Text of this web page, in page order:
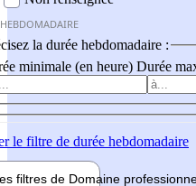
la durée hebdomadaire :
minimale (en heure) Durée
le filtre de durée hebdomadaire
filtres de Domaine pro